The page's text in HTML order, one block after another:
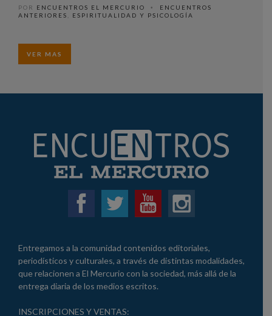
POR ENCUENTROS EL MERCURIO •
ENCUENTROS
ANTERIORES
ESPIRITUALIDAD Y PSICOLOGÍA
VER MAS
Entregamos a la comunidad contenidos editoriales,
periodísticos y culturales, a través de distintas modalidades,
que relacionen a El Mercurio con la sociedad, más allá de la
entrega diaria de los medios escritos.
INSCRIPCIONES Y VENTAS: